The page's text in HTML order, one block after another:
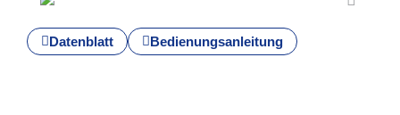
Datenblatt Bedienungsanleitung